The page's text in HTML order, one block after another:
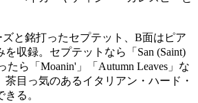
と銘打ったセプテット、B面はピア
を収録。セプテットなら「San (Saint)
たら「Moanin'」「Autumn Leaves」な
茶目っ気のあるイタリアン・ハード・
る。